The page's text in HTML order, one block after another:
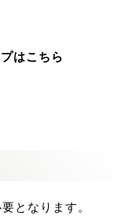
はこちら
となります。